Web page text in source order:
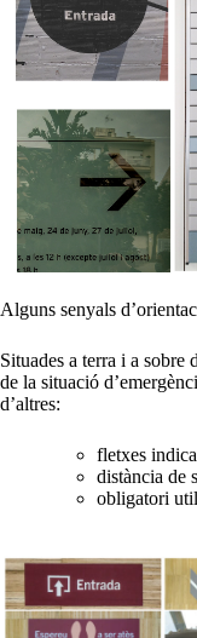
Alguns senyals
Situades a terra i a sobre
de la situació
d’altres:
fletxes
distància de
obligatori